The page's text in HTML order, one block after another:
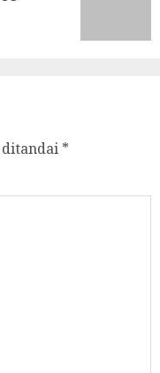
ditandai *